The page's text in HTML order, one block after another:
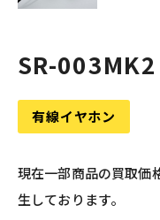
SR-003MK2
有線イヤホン
現在一部商品の買取価
生しております。